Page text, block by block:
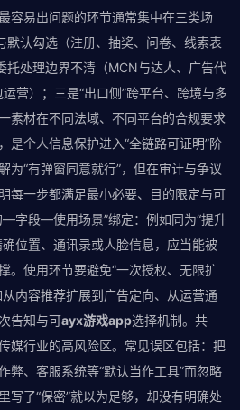
容易出问题的环节通常集中在三类场
默认勾选（注册、抽奖、问卷、线索表
托处理边界不清（MCN与达人、广告代
营）；三是“出口侧”跨平台、跨境与多
素材在不同法域、不同平台的合规要求
是个人信息保护进入“全链路可证明”阶
为“有弹窗同意就行”，但在审计与争议
每一步都满足最小必要、目的限定与可
—字段—使用场景”绑定：例如同为“提升
位置、通讯录或人脸信息，应当能被
。使用环节要避免“一次授权、无限扩
内容推荐扩展到广告定向、从运营通
告知与可ayx游戏app选择机制。共
媒行业的高风险区。常见误区包括：把
弊、客服系统等“默认当作工具”而忽略
写了“保密”就以为足够，却没有明确处